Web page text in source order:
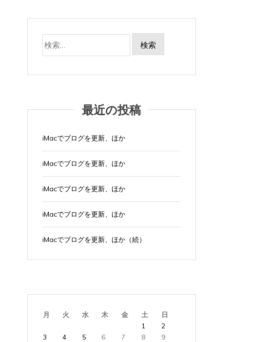
索:
最近の投稿
iMacでブログを更新、ほか
iMacでブログを更新、ほか
iMacでブログを更新、ほか
iMacでブログを更新、ほか
iMacでブログを更新、ほか（続）
月 火 水 木 金 土
日
1
2
3
4 5 6 7 8
9